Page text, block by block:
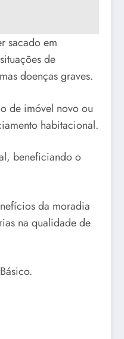
sacado em
de
doenças graves.
de imóvel novo ou
habitacional.
beneficiando o
da moradia
na qualidade de